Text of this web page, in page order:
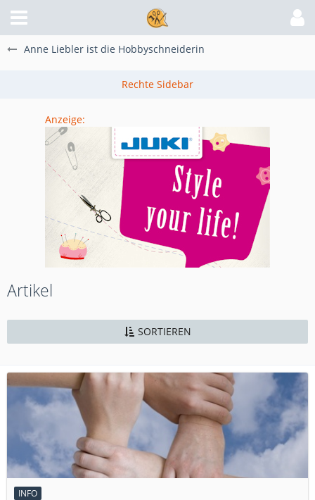
Anne Liebler ist die Hobbyschneiderin
Anzeige:
Artikel
SORTIEREN
INFO